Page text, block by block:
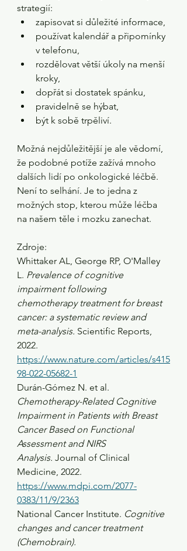
strategií:
zapisovat si důležité informace,
používat kalendář a připomínky
v telefonu,
rozdělovat větší úkoly na menší
kroky,
dopřát si dostatek spánku,
pravidelně se hýbat,
být k sobě trpěliví.
Možná nejdůležitější je ale vědomí,
že podobné potíže zažívá mnoho
dalších lidí po onkologické léčbě.
Není to selhání. Je to jedna z
možných stop, kterou může léčba
na našem těle i mozku zanechat.
Zdroje:
Whittaker AL, George RP, O'Malley
L. Prevalence of cognitive
impairment following
chemotherapy treatment for breast
cancer: a systematic review and
meta-analysis. Scientific Reports,
2022.
https://www.nature.com/articles/s415
98-022-05682-1
Durán-Gómez N. et al.
Chemotherapy-Related Cognitive
Impairment in Patients with Breast
Cancer Based on Functional
Assessment and NIRS
Analysis. Journal of Clinical
Medicine, 2022.
https://www.mdpi.com/2077-
0383/11/9/2363
National Cancer Institute. Cognitive
changes and cancer treatment
(Chemobrain).